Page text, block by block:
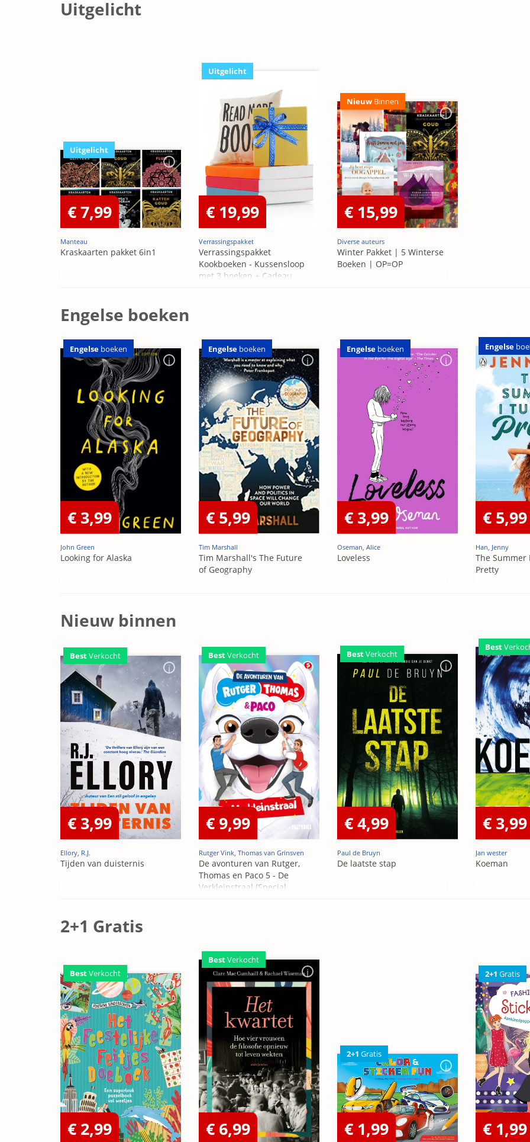
Uitgelicht
Uitgelicht
€ 7,99
Manteau
Kraskaarten pakket 6in1
Uitgelicht
€ 19,99
Verrassingspakket
Verrassingspakket
Kookboeken - Kussensloop
met 3 boeken + Cadeau
Nieuw Binnen
€ 15,99
Diverse auteurs
Winter Pakket | 5 Winterse
Boeken | OP=OP
Engelse boeken
Engelse boeken
€ 3,99
John Green
Looking for Alaska
Engelse boeken
€ 5,99
Tim Marshall
Tim Marshall's The Future
of Geography
Engelse boeken
€ 3,99
Oseman, Alice
Loveless
Engelse
€ 5,99
Han, Jenny
The Summer
Pretty
Nieuw binnen
BestVerkocht
€ 3,99
Ellory, R.J.
Tijden van duisternis
BestVerkocht
€ 9,99
Rutger Vink, Thomas van Grinsven
De avonturen van Rutger,
Thomas en Paco 5 - De
Verkleinstraal (Special
BestVerkocht
€ 4,99
Paul de Bruyn
De laatste stap
Best
€ 3,99
Jan wester
Koeman
2+1 Gratis
BestVerkocht
€ 2,99
BestVerkocht
€ 6,99
2+1 Gratis
€ 1,99
2+1 Gratis
€ 1,99